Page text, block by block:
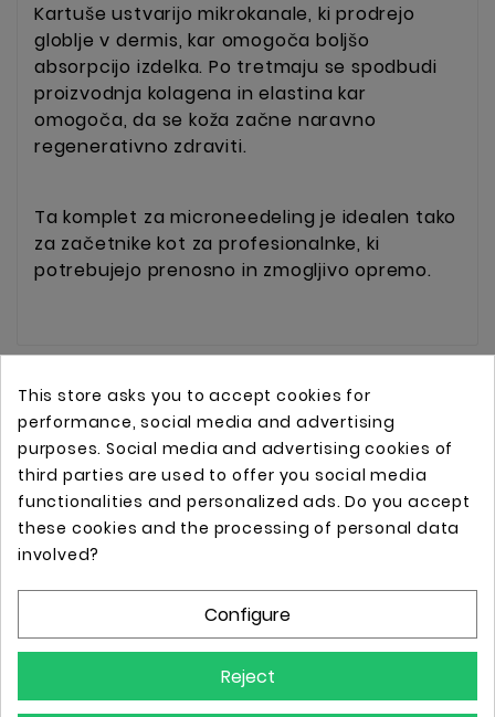
Kartuše ustvarijo mikrokanale, ki prodrejo
globlje v dermis, kar omogoča boljšo
absorpcijo izdelka. Po tretmaju se spodbudi
proizvodnja kolagena in elastinakar
omogoča, da se koža začne naravno
regenerativno zdraviti.
Ta komplet za microneedeling je idealen tako
za začetnike kot za profesionalnke, ki
potrebujejo prenosno in zmogljivo opremo.
Online store with professional tattoo equipment!
Store Information
This store asks you to accept cookies for
performance, social media and advertising
purposes. Social media and advertising cookies of
third parties are used to offer you social media
functionalities and personalized ads. Do you accept
these cookies and the processing of personal data
involved?
Configure
Reject